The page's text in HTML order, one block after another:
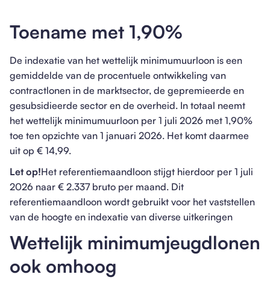
Toename met 1,90%
De indexatie van het wettelijk minimumuurloon is een
gemiddelde van de procentuele ontwikkeling van
contractlonen in de marktsector, de gepremieerde en
gesubsidieerde sector en de overheid. In totaal neemt
het wettelijk minimumuurloon per 1 juli 2026 met 1,90%
toe ten opzichte van 1 januari 2026. Het komt daarmee
uit op € 14,99.
Let op!Het referentiemaandloon stijgt hierdoor per 1 juli
2026 naar € 2.337 bruto per maand. Dit
referentiemaandloon wordt gebruikt voor het vaststellen
van de hoogte en indexatie van diverse uitkeringen
Wettelijk minimumjeugdlonen
ook omhoog